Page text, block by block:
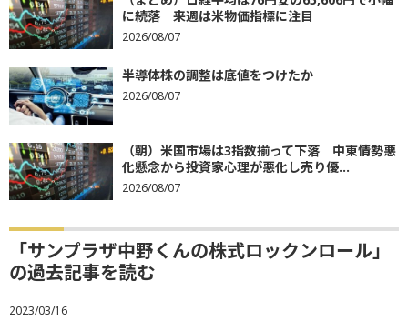
に続落 来週は米物価指標に注目
2026/08/07
半導体株の調整は底値をつけたか
2026/08/07
（朝）米国市場は3指数揃って下落 中東情勢悪
化懸念から投資家心理が悪化し売り優...
2026/08/07
「サンプラザ中野くんの株式ロックンロール」
の過去記事を読む
2023/03/16